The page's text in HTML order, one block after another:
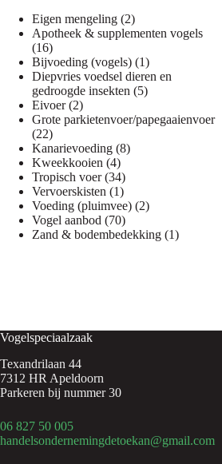
Eigen mengeling 22
producten
Apotheek & supplementen vogels
1616
producten
Bijvoeding (vogels) 11
product
Diepvries voedsel dieren en
gedroogde insekten
55
Eivoer 22
producten
Grote parkietenvoer/papegaaienvoer
2222
producten
Kanarievoeding 88
Kweekkooien 44
producten
Tropisch voer 3434
producten
Vervoerskisten 11
product
Voeding (pluimvee) 22
Vogel aanbod 7070
producten
Zand & bodembedekking 11
Vogelspeciaalzaak
Texandrilaan 44
7312 HR Apeldoorn
Parkeren bij nummer 30
06 827 50 005
handelsondernemingdetoekan@gmail.com